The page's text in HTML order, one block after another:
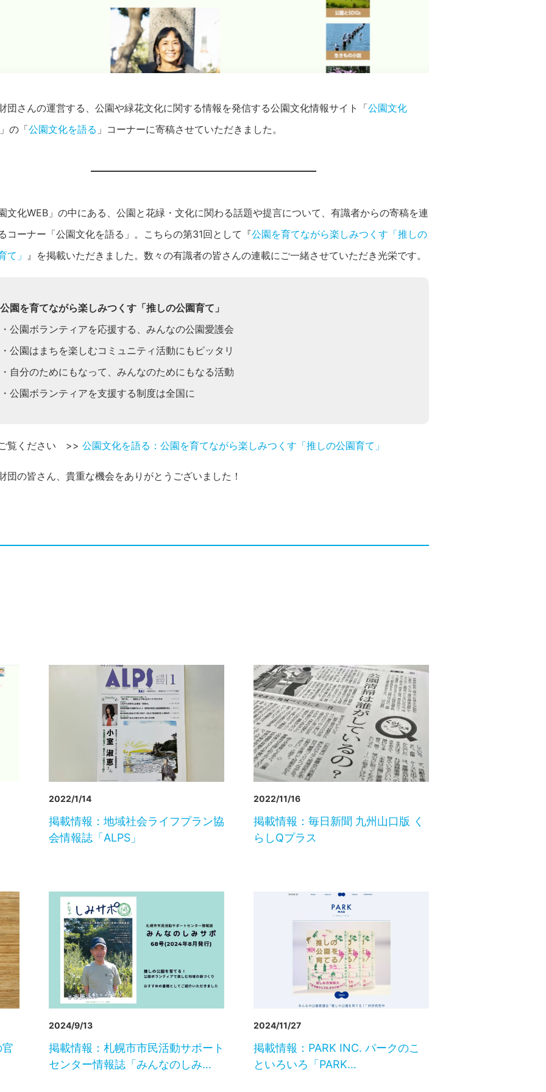
団さんの運営する、公園や緑花文化に関する情報を発信する公園文化情報サイト「公園文化
」の「公園文化を語る 」コーナーに寄稿させていただきました。
園文化WEB」の中にある、公園と花緑・文化に関わる話題や提言について、有識者からの寄稿を連
コーナー「公園文化を語る」。こちらの第31回として『公園を育てながら楽しみつくす「推しの
て」 』を掲載いただきました。数々の有識者の皆さんの連載にご一緒させていただき光栄です。
公園を育てながら楽しみつくす「推しの公園育て」
・公園ボランティアを応援する、みんなの公園愛護会
・公園はまちを楽しむコミュニティ活動にもピッタリ
・自分のためにもなって、みんなのためにもなる活動
・公園ボランティアを支援する制度は全国に
覧ください >> 公園文化を語る：公園を育てながら楽しみつくす「推しの公園育て」
団の皆さん、貴重な機会をありがとうございました！
2022/1/14
掲載情報：地域社会ライフプラン協
会情報誌「ALPS」
2022/11/16
掲載情報：毎日新聞 九州山口版 く
らしQプラス
2024/9/13
掲載情報：札幌市市民活動サポート
センター情報誌「みんなのしみ…
2024/11/27
掲載情報：PARK INC. パークのこ
といろいろ「PARK…